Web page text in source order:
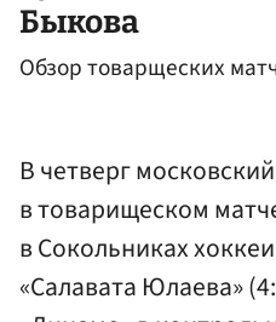
Быкова
Обзор товарщеских
В четверг
в товарищеском
в Сокольниках
«Салавата Юлаева»